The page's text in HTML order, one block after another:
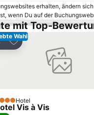
erhalten, ändern
wenn Du auf der
mit Top-
Wahl
Zu Favoriten hinzufügen
Hotel
Vis à Vis